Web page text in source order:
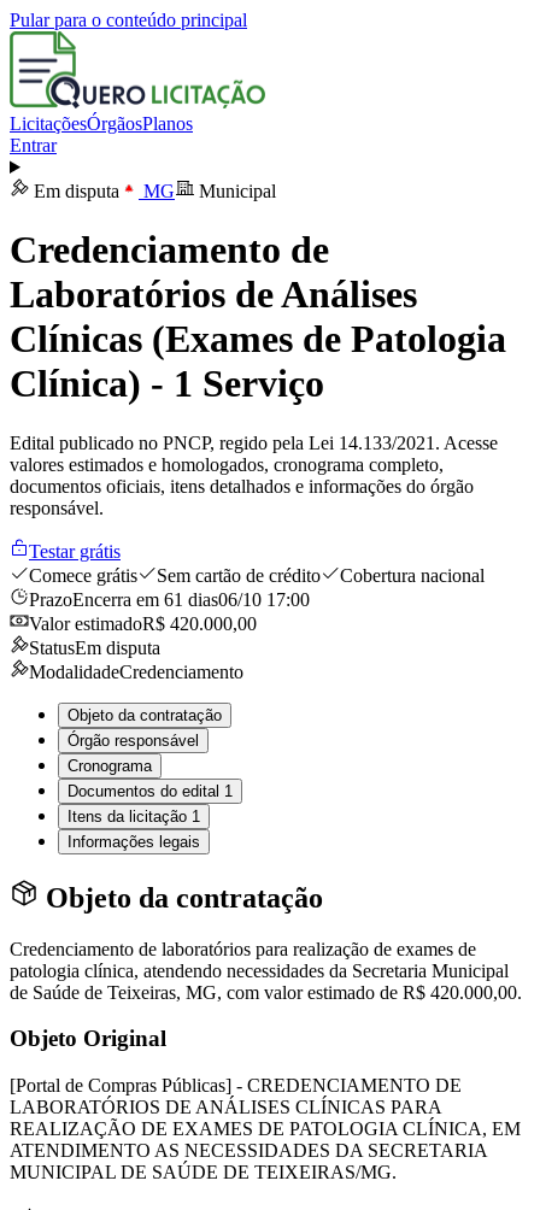
Pular para o conteúdo principal
LicitaçõesÓrgãosPlanos
Entrar
Em disputa MG Municipal
Credenciamento de
Laboratórios de Análises
Clínicas (Exames de Patologia
Clínica) - 1 Serviço
Edital publicado no PNCP, regido pela Lei 14.133/2021. Acesse
valores estimados e homologados, cronograma completo,
documentos oficiais, itens detalhados e informações do órgão
responsável.
Testar grátis
Comece grátis
Sem cartão de crédito
Cobertura nacional
PrazoEncerra em 61 dias06/10 17:00
Valor estimadoR$ 420.000,00
StatusEm disputa
ModalidadeCredenciamento
Objeto da contratação
Órgão responsável
Cronograma
Documentos do edital 1
Itens da licitação 1
Informações legais
Objeto da contratação
Credenciamento de laboratórios para realização de exames de
patologia clínica, atendendo necessidades da Secretaria Municipal
de Saúde de Teixeiras, MG, com valor estimado de R$ 420.000,00.
Objeto Original
[Portal de Compras Públicas] - CREDENCIAMENTO DE
LABORATÓRIOS DE ANÁLISES CLÍNICAS PARA
REALIZAÇÃO DE EXAMES DE PATOLOGIA CLÍNICA, EM
ATENDIMENTO AS NECESSIDADES DA SECRETARIA
MUNICIPAL DE SAÚDE DE TEIXEIRAS/MG.